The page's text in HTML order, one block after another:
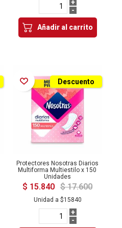
+
-
Añadir al carrito
Añadir a la Lista de Deseos
Protectores Nosotras Diarios
Multiforma Multiestilo x 150
Unidades
$ 15.840
Descuento
$ 17.600
Unidad a $15840
+
-